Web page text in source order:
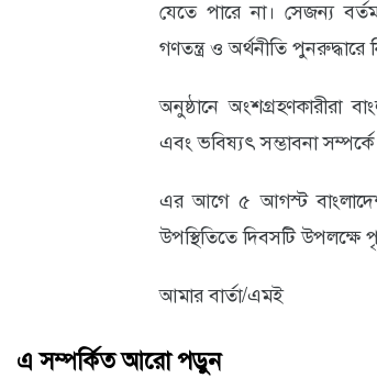
যেতে পারে না। সেজন্য
গণতন্ত্র ও অর্থনীতি
অনুষ্ঠানে অংশগ্রহণকারীরা
এবং ভবিষ্যৎ সম্ভাবনা সম্পর্কে
এর আগে ৫ আগস্ট বাংলাদেশ
উপস্থিতিতে দিবসটি
আমার বার্তা/এমই
এ সম্পর্কিত আরো পড়ুন